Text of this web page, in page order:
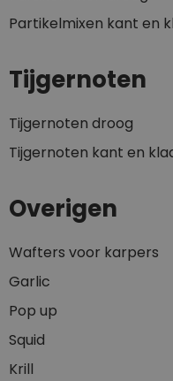
Partikelmixen kant en
Tijgernoten
Tijgernoten droog
Tijgernoten kant en
Overigen
Wafters voor karpers
Garlic
Pop up
Squid
Krill